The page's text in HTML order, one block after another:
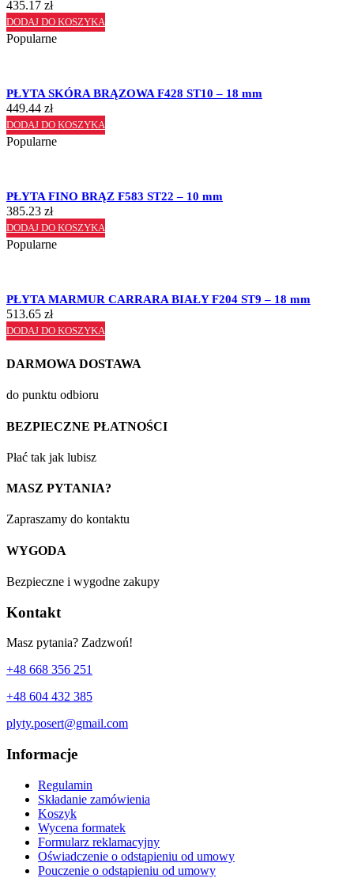
435.17 zł
DODAJ DO KOSZYKA
Popularne
PŁYTA SKÓRA BRĄZOWA F428 ST10 – 18 mm
449.44 zł
DODAJ DO KOSZYKA
Popularne
PŁYTA FINO BRĄZ F583 ST22 – 10 mm
385.23 zł
DODAJ DO KOSZYKA
Popularne
PŁYTA MARMUR CARRARA BIAŁY F204 ST9 – 18 mm
513.65 zł
DODAJ DO KOSZYKA
DARMOWA DOSTAWA
do punktu odbioru
BEZPIECZNE PŁATNOŚCI
Płać tak jak lubisz
MASZ PYTANIA?
Zapraszamy do kontaktu
WYGODA
Bezpieczne i wygodne zakupy
Kontakt
Masz pytania? Zadzwoń!
+48 668 356 251
+48 604 432 385
plyty.posert@gmail.com
Informacje
Regulamin
Składanie zamówienia
Koszyk
Wycena formatek
Formularz reklamacyjny
Oświadczenie o odstąpieniu od umowy
Pouczenie o odstąpieniu od umowy